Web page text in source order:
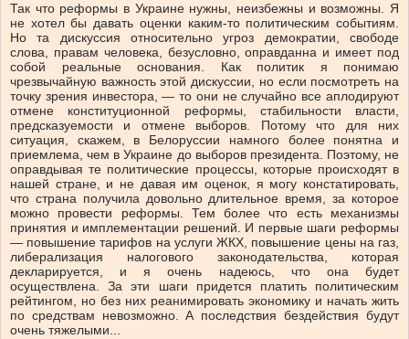
Так что реформы в Украине нужны, неизбежны и возможны. Я
не хотел бы давать оценки каким-то политическим событиям.
Но та дискуссия относительно угроз демократии, свободе
слова, правам человека, безусловно, оправданна и имеет под
собой реальные основания. Как политик я понимаю
чрезвычайную важность этой дискуссии, но если посмотреть на
точку зрения инвестора, — то они не случайно все аплодируют
отмене конституционной реформы, стабильности власти,
предсказуемости и отмене выборов. Потому что для них
ситуация, скажем, в Белоруссии намного более понятна и
приемлема, чем в Украине до выборов президента. Поэтому, не
оправдывая те политические процессы, которые происходят в
нашей стране, и не давая им оценок, я могу констатировать,
что страна получила довольно длительное время, за которое
можно провести реформы. Тем более что есть механизмы
принятия и имплементации решений. И первые шаги реформы
— повышение тарифов на услуги ЖКХ, повышение цены на газ,
либерализация налогового законодательства, которая
декларируется, и я очень надеюсь, что она будет
осуществлена. За эти шаги придется платить политическим
рейтингом, но без них реанимировать экономику и начать жить
по средствам невозможно. А последствия бездействия будут
очень тяжелыми...